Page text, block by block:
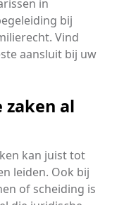
in
bij
Vind
aansluit bij uw
al
kan juist tot
leiden. Ook bij
of scheiding is